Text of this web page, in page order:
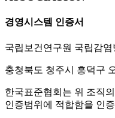
경영시스템 인증서
국립보건연구원 국립감
충청북도 청주시 흥덕구
한국표준협회는 위 조직
인증범위에 적합함을 인